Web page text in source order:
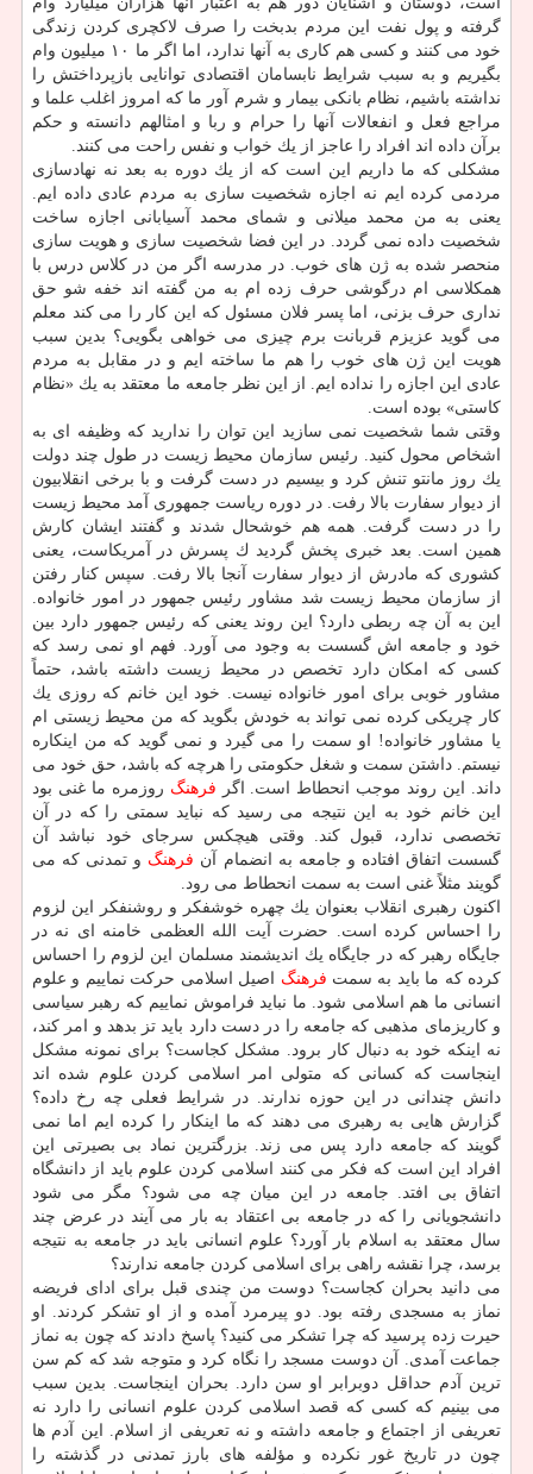
گرفته و پول نفت این مردم بدبخت را صرف لاكچری كردن زندگی
خود می كنند و كسی هم كاری به آنها ندارد، اما اگر ما ۱۰ میلیون وام
بگیریم و به سبب شرایط نابسامان اقتصادی توانایی بازپرداختش را
نداشته باشیم، نظام بانكی بیمار و شرم آور ما كه امروز اغلب علما و
مراجع فعل و انفعالات آنها را حرام و ربا و امثالهم دانسته و حكم
برآن داده اند افراد را عاجز از یك خواب و نفس راحت می كنند.
مشكلی كه ما داریم این است كه از یك دوره به بعد نه نهادسازی
مردمی كرده ایم نه اجازه شخصیت سازی به مردم عادی داده ایم.
یعنی به من محمد میلانی و شمای محمد آسیابانی اجازه ساخت
شخصیت داده نمی گردد. در این فضا شخصیت سازی و هویت سازی
منحصر شده به ژن های خوب. در مدرسه اگر من در كلاس درس با
همكلاسی ام درگوشی حرف زده ام به من گفته اند خفه شو حق
نداری حرف بزنی، اما پسر فلان مسئول كه این كار را می كند معلم
می گوید عزیزم قربانت برم چیزی می خواهی بگویی؟ بدین سبب
هویت این ژن های خوب را هم ما ساخته ایم و در مقابل به مردم
عادی این اجازه را نداده ایم. از این نظر جامعه ما معتقد به یك «نظام
كاستی» بوده است.
وقتی شما شخصیت نمی سازید این توان را ندارید كه وظیفه ای به
اشخاص محول كنید. رئیس سازمان محیط زیست در طول چند دولت
یك روز مانتو تنش كرد و بیسیم در دست گرفت و با برخی انقلابیون
از دیوار سفارت بالا رفت. در دوره ریاست جمهوری آمد محیط زیست
را در دست گرفت. همه هم خوشحال شدند و گفتند ایشان كارش
همین است. بعد خبری پخش گردید ك پسرش در آمریكاست، یعنی
كشوری كه مادرش از دیوار سفارت آنجا بالا رفت. سپس كنار رفتن
از سازمان محیط زیست شد مشاور رئیس جمهور در امور خانواده.
این به آن چه ربطی دارد؟ این روند یعنی كه رئیس جمهور دارد بین
خود و جامعه اش گسست به وجود می آورد. فهم او نمی رسد كه
كسی كه امكان دارد تخصص در محیط زیست داشته باشد، حتماً
مشاور خوبی برای امور خانواده نیست. خود این خانم كه روزی یك
كار چریكی كرده نمی تواند به خودش بگوید كه من محیط زیستی ام
یا مشاور خانواده! او سمت را می گیرد و نمی گوید كه من اینكاره
نیستم. داشتن سمت و شغل حكومتی را هرچه كه باشد، حق خود می
داند. این روند موجب انحطاط است. اگر فرهنگ روزمره ما غنی بود
این خانم خود به این نتیجه می رسید كه نباید سمتی را كه در آن
تخصصی ندارد، قبول كند. وقتی هیچكس سرجای خود نباشد آن
گسست اتفاق افتاده و جامعه به انضمام آن فرهنگ و تمدنی كه می
گویند مثلاً غنی است به سمت انحطاط می رود.
اكنون رهبری انقلاب بعنوان یك چهره خوشفكر و روشنفكر این لزوم
را احساس كرده است. حضرت آیت الله العظمی خامنه ای نه در
جایگاه رهبر كه در جایگاه یك اندیشمند مسلمان این لزوم را احساس
كرده كه ما باید به سمت فرهنگ اصیل اسلامی حركت نماییم و علوم
انسانی ما هم اسلامی شود. ما نباید فراموش نماییم كه رهبر سیاسی
و كاریزمای مذهبی كه جامعه را در دست دارد باید تز بدهد و امر كند،
نه اینكه خود به دنبال كار برود. مشكل كجاست؟ برای نمونه مشكل
اینجاست كه كسانی كه متولی امر اسلامی كردن علوم شده اند
دانش چندانی در این حوزه ندارند. در شرایط فعلی چه رخ داده؟
گزارش هایی به رهبری می دهند كه ما اینكار را كرده ایم اما نمی
گویند كه جامعه دارد پس می زند. بزرگترین نماد بی بصیرتی این
افراد این است كه فكر می كنند اسلامی كردن علوم باید از دانشگاه
اتفاق بی افتد. جامعه در این میان چه می شود؟ مگر می شود
دانشجویانی را كه در جامعه بی اعتقاد به بار می آیند در عرض چند
سال معتقد به اسلام بار آورد؟ علوم انسانی باید در جامعه به نتیجه
برسد، چرا نقشه راهی برای اسلامی كردن جامعه ندارند؟
می دانید بحران كجاست؟ دوست من چندی قبل برای ادای فریضه
نماز به مسجدی رفته بود. دو پیرمرد آمده و از او تشكر كردند. او
حیرت زده پرسید كه چرا تشكر می كنید؟ پاسخ دادند كه چون به نماز
جماعت آمدی. آن دوست مسجد را نگاه كرد و متوجه شد كه كم سن
ترین آدم حداقل دوبرابر او سن دارد. بحران اینجاست. بدین سبب
می بینیم كه كسی كه قصد اسلامی كردن علوم انسانی را دارد نه
تعریفی از اجتماع و جامعه داشته و نه تعریفی از اسلام. این آدم ها
چون در تاریخ غور نكرده و مؤلفه های بارز تمدنی در گذشته را